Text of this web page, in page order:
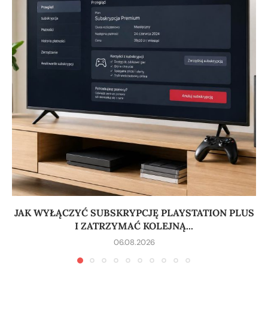
JAK WYŁĄCZYĆ SUBSKRYPCJĘ PLAYSTATION PLUS
I ZATRZYMAĆ KOLEJNĄ...
06.08.2026